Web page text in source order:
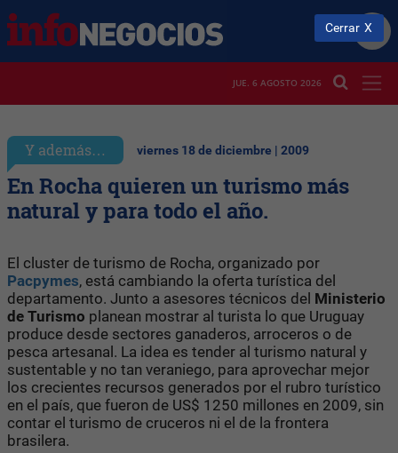
JUE. 6 AGOSTO 2026
Y además… viernes 18 de diciembre | 2009
En Rocha quieren un turismo más
natural y para todo el año.
El cluster de turismo de Rocha, organizado por
Pacpymes, está cambiando la oferta turística del
departamento. Junto a asesores técnicos del Ministerio
de Turismo planean mostrar al turista lo que Uruguay
produce desde sectores ganaderos, arroceros o de
pesca artesanal. La idea es tender al turismo natural y
sustentable y no tan veraniego, para aprovechar mejor
los crecientes recursos generados por el rubro turístico
en el país, que fueron de US$ 1250 millones en 2009, sin
contar el turismo de cruceros ni el de la frontera
brasilera.
Cerrar